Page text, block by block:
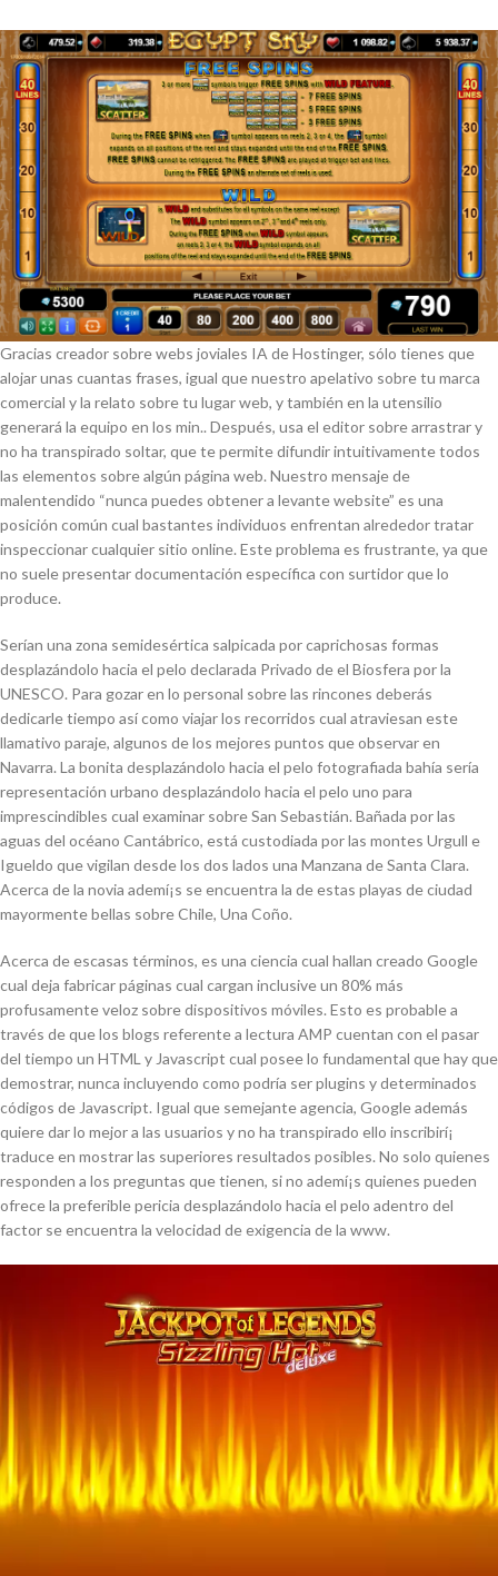
Gracias creador sobre webs joviales IA de Hostinger, sólo tienes que
alojar unas cuantas frases, igual que nuestro apelativo sobre tu marca
comercial y la relato sobre tu lugar web, y también en la utensilio
generará la equipo en los min.. Después, usa el editor sobre arrastrar y
no ha transpirado soltar, que te permite difundir intuitivamente todos
las elementos sobre algún página web. Nuestro mensaje de
malentendido “nunca puedes obtener a levante website” es una
posición común cual bastantes individuos enfrentan alrededor tratar
inspeccionar cualquier sitio online. Este problema es frustrante, ya que
no suele presentar documentación específica con surtidor que lo
produce.
Serían una zona semidesértica salpicada por caprichosas formas
desplazándolo hacia el pelo declarada Privado de el Biosfera por la
UNESCO. Para gozar en lo personal sobre las rincones deberás
dedicarle tiempo así­ como viajar los recorridos cual atraviesan este
llamativo paraje, algunos de los mejores puntos que observar en
Navarra. La bonita desplazándolo hacia el pelo fotografiada bahía serí­a
representación urbano desplazándolo hacia el pelo uno para
imprescindibles cual examinar sobre San Sebastián. Bañada por las
aguas del océano Cantábrico, está custodiada por las montes Urgull e
Igueldo que vigilan desde los dos lados una Manzana de Santa Clara.
Acerca de la novia ademí¡s se encuentra la de estas playas de ciudad
mayormente bellas sobre Chile, Una Coño.
Acerca de escasas términos, es una ciencia cual hallan creado Google
cual deja fabricar páginas cual cargan inclusive un 80% más
profusamente veloz sobre dispositivos móviles. Esto es probable a
través de que los blogs referente a lectura AMP cuentan con el pasar
del tiempo un HTML y Javascript cual posee lo fundamental que hay que
demostrar, nunca incluyendo como podrí­a ser plugins y determinados
códigos de Javascript. Igual que semejante agencia, Google además
quiere dar lo mejor a las usuarios y no ha transpirado ello inscribirí¡
traduce en mostrar las superiores resultados posibles. No solo quienes
responden a los preguntas que tienen, si no ademí¡s quienes pueden
ofrece la preferible pericia desplazándolo hacia el pelo adentro del
factor se encuentra la velocidad de exigencia de la www.